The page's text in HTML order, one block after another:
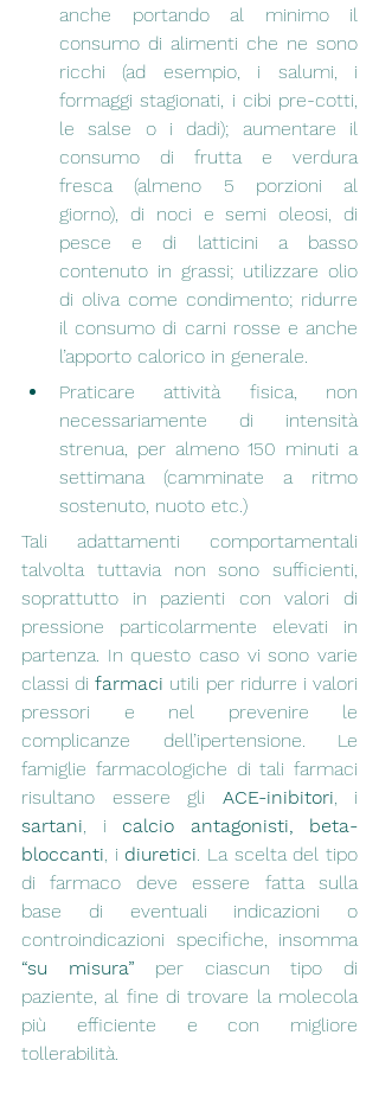
anche portando al minimo il
consumo di alimenti che ne sono
ricchi (ad esempio, i salumi, i
formaggi stagionati, i cibi pre-cotti,
le salse o i dadi); aumentare il
consumo di frutta e verdura
fresca (almeno 5 porzioni al
giorno), di noci e semi oleosi, di
pesce e di latticini a basso
contenuto in grassi; utilizzare olio
di oliva come condimento; ridurre
il consumo di carni rosse e anche
l’apporto calorico in generale.
Praticare attività fisica, non
necessariamente di intensità
strenua, per almeno 150 minuti a
settimana (camminate a ritmo
sostenuto, nuoto etc.)
Tali adattamenti comportamentali
talvolta tuttavia non sono sufficienti,
soprattutto in pazienti con valori di
pressione particolarmente elevati in
partenza. In questo caso vi sono varie
classi di farmaci utili per ridurre i valori
pressori e nel prevenire le
complicanze dell’ipertensione. Le
famiglie farmacologiche di tali farmaci
risultano essere gli ACE-inibitori
sartani, i calcio antagonisti, beta-
bloccanti, i diuretici. La scelta del tipo
di farmaco deve essere fatta sulla
base di eventuali indicazioni o
controindicazioni specifiche, insomma
“su misura” per ciascun tipo di
paziente, al fine di trovare la molecola
più efficiente e con migliore
tollerabilità.